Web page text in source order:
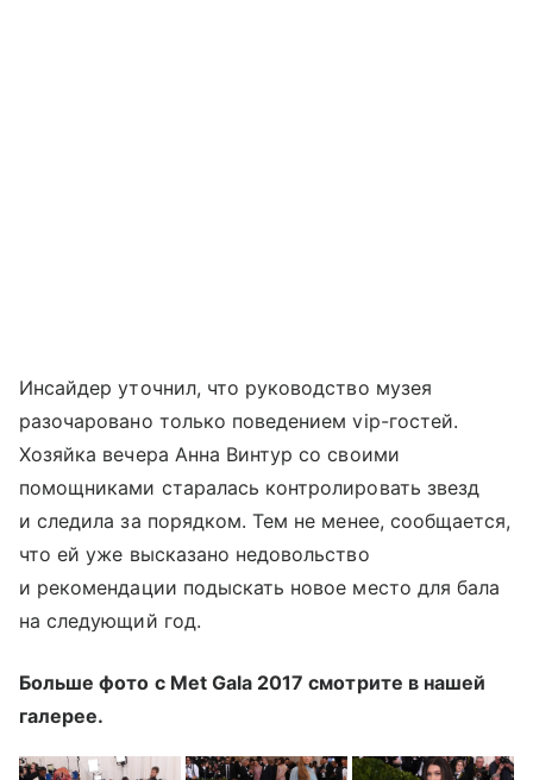
Инсайдер уточнил, что руководство музея
разочаровано только поведением vip-гостей.
Хозяйка вечера Анна Винтур со своими
помощниками старалась контролировать звезд
и следила за порядком. Тем не менее, сообщается,
что ей уже высказано недовольство
и рекомендации подыскать новое место для бала
на следующий год.
Больше фото с Met Gala 2017 смотрите в нашей
галерее.